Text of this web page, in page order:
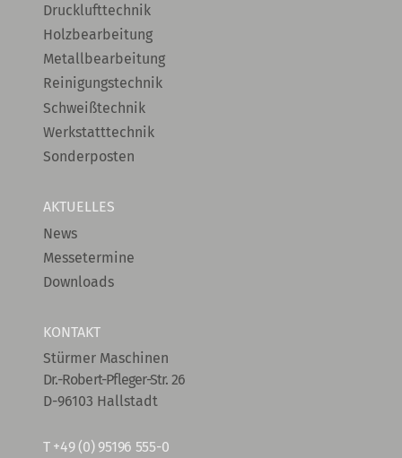
Drucklufttechnik
Holzbearbeitung
Metallbearbeitung
Reinigungstechnik
Schweißtechnik
Werkstatttechnik
Sonderposten
AKTUELLES
News
Messetermine
Downloads
KONTAKT
Stürmer Maschinen
Dr.-Robert-Pfleger-Str. 26
D-96103 Hallstadt
T +49 (0) 95196 555-0